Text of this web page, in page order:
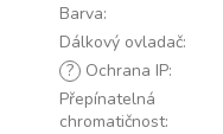
Barva:
Dálkový ovladač:
? Ochrana IP:
Přepínatelná
chromatičnost: